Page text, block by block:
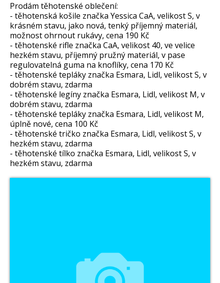
Prodám těhotenské oblečení:
- těhotenská košile značka Yessica CaA, velikost S, v
krásném stavu, jako nová, tenký příjemný materiál,
možnost ohrnout rukávy, cena 190 Kč
- těhotenské rifle značka CaA, velikost 40, ve velice
hezkém stavu, příjemný pružný materiál, v pase
regulovatelná guma na knoflíky, cena 170 Kč
- těhotenské tepláky značka Esmara, Lidl, velikost S, v
dobrém stavu, zdarma
- těhotenské legíny značka Esmara, Lidl, velikost M, v
dobrém stavu, zdarma
- těhotenské tepláky značka Esmara, Lidl, velikost M,
úplně nové, cena 100 Kč
- těhotenské tričko značka Esmara, Lidl, velikost S, v
hezkém stavu, zdarma
- těhotenské tílko značka Esmara, Lidl, velikost S, v
hezkém stavu, zdarma